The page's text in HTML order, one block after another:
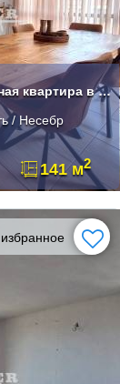
**Современная трёхкомнатная квартира в Несебре в великолепном жилом ко
/ Несебр
141 м2